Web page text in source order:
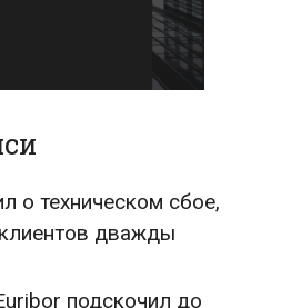
о техническом сбое,
дважды
подскочил до